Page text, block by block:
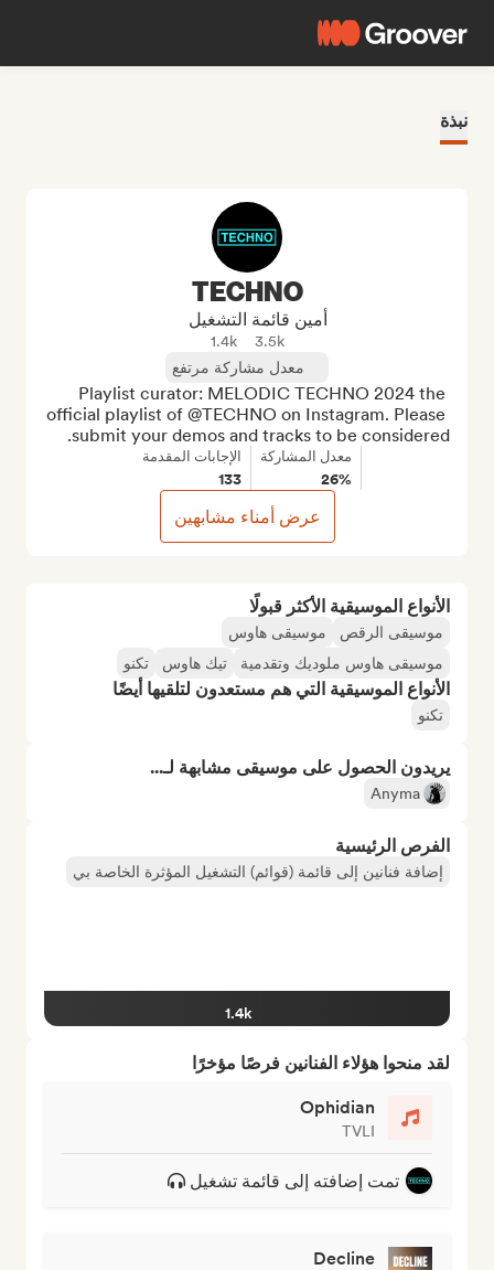
نبذة
الأنواع الموسيقية الأكثر قبولًا
موسيقى الرقص
موسيقى هاوس
موسيقى هاوس ملوديك وتقدمية
تيك هاوس تكنو
الأنواع الموسيقية التي هم مستعدون لتلقيها أيضًا
تكنو
يريدون الحصول على موسيقى مشابهة لـ...
Anyma
الفرص الرئيسية
إضافة فنانين إلى قائمة (قوائم) التشغيل المؤثرة الخاصة بي
1.4k
لقد منحوا هؤلاء الفنانين فرصًا مؤخرًا
Ophidian
TVLI
تمت إضافته إلى قائمة تشغيل
Decline
TECHNO
أمين قائمة التشغيل
3.5k
1.4k
معدل مشاركة مرتفع
Playlist curator: MELODIC TECHNO 2024 the
official playlist of @TECHNO on Instagram. Please
submit your demos and tracks to be considered.
معدل المشاركة
26%
الإجابات المقدمة
133
عرض أمناء مشابهين